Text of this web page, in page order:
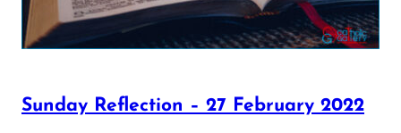
Sunday Reflection – 27 February 2022